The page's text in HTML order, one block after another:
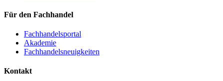
Für den Fachhandel
Fachhandelsportal
Akademie
Fachhandelsneuigkeiten
Kontakt